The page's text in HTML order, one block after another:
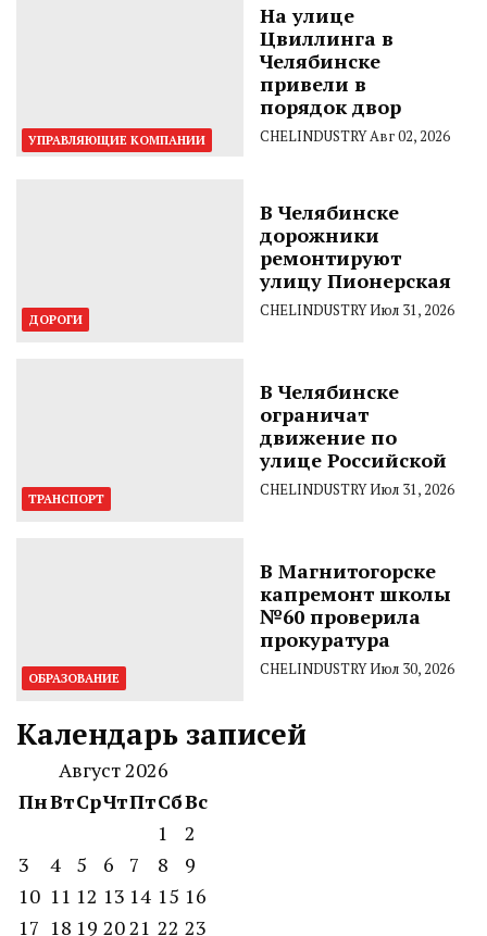
УПРАВЛЯЮЩИЕ КОМПАНИИ
На улице
Цвиллинга в
Челябинске
привели в
порядок двор
CHELINDUSTRYАвг 02, 2026
ДОРОГИ
В Челябинске
дорожники
ремонтируют
улицу Пионерская
CHELINDUSTRYИюл 31, 2026
ТРАНСПОРТ
В Челябинске
ограничат
движение по
улице Российской
CHELINDUSTRYИюл 31, 2026
ОБРАЗОВАНИЕ
В Магнитогорске
капремонт школы
№60 проверила
прокуратура
CHELINDUSTRYИюл 30, 2026
Календарь записей
Август 2026
ПнВтСрЧтПтСбВс
1
2
3
4 5 6 7 8
9
10 11 12 13 14 15 16
17 18 19 2021 22 23